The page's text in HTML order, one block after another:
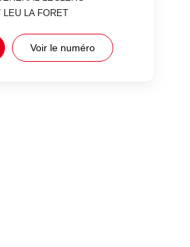
LEU LA FORET
Voir le numéro